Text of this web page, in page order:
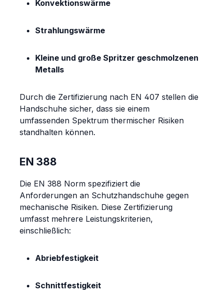
Konvektionswärme
Strahlungswärme
Kleine und große Spritzer geschmolzenen
Metalls
Durch die Zertifizierung nach EN 407 stellen die
Handschuhe sicher, dass sie einem
umfassenden Spektrum thermischer Risiken
standhalten können.
EN 388
Die EN 388 Norm spezifiziert die
Anforderungen an Schutzhandschuhe gegen
mechanische Risiken. Diese Zertifizierung
umfasst mehrere Leistungskriterien,
einschließlich:
Abriebfestigkeit
Schnittfestigkeit